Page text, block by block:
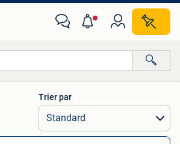
Toutes les distances…
Trier par